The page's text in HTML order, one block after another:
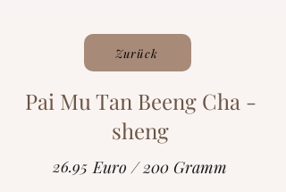
Zurück
Pai Mu Tan Beeng Cha -
sheng
26.95 Euro / 200 Gramm